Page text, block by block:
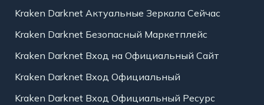
Kraken Darknet Актуальные Зеркала Сейчас
Kraken Darknet Безопасный Маркетплейс
Kraken Darknet Вход на Официальный Сайт
Kraken Darknet Вход Официальный
Kraken Darknet Вход Официальный Ресурс